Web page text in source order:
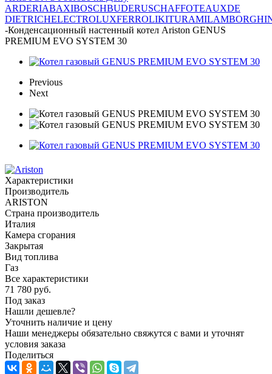
ARDERIABAXIBOSCHBUDERUSCHAFFOTEAUXDE
DIETRICHELECTROLUXFERROLIKITURAMI
-Конденсационный настенный котел Ariston GENUS
PREMIUM EVO SYSTEM 30
Previous
Next
Характеристики
Производитель
ARISTON
Страна производитель
Италия
Камера сгорания
Закрытая
Вид топлива
Газ
Все характеристики
71 780 руб.
Под заказ
Нашли дешевле?
Уточнить наличие и цену
Наши менеджеры обязательно свяжутся с вами и уточнят
условия заказа
Поделиться